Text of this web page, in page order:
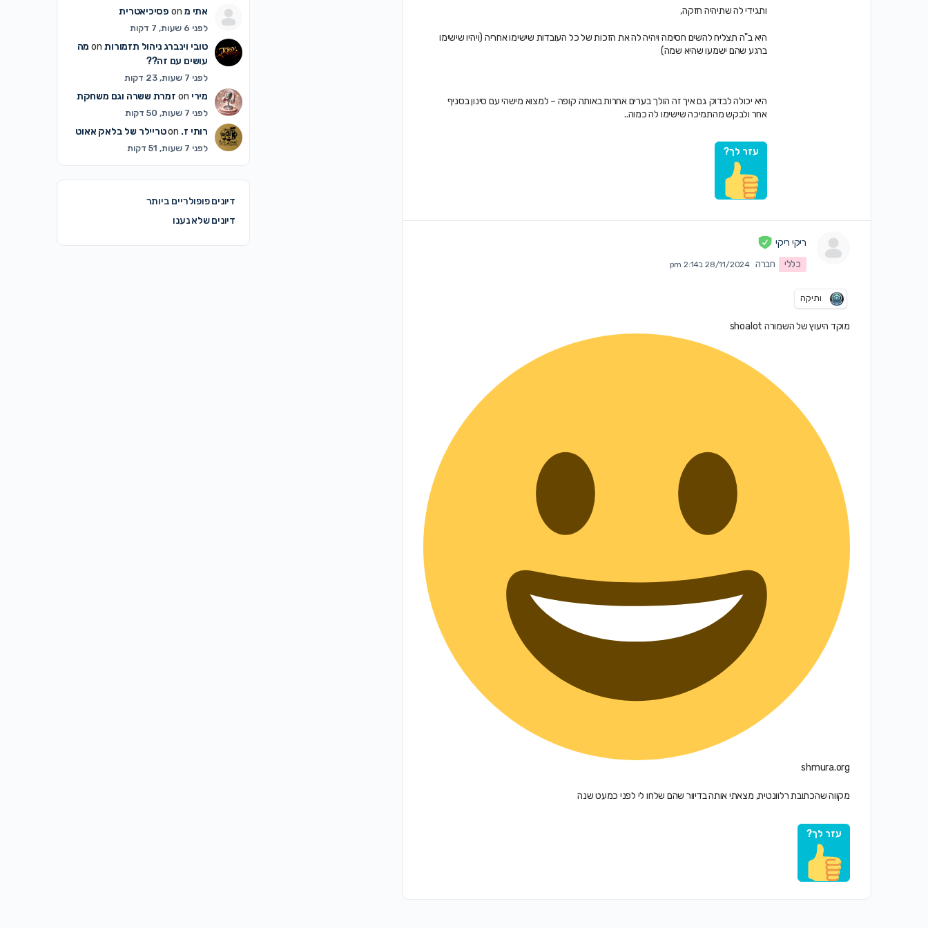
ותגידי לה שתיהיה חזקה,
היא ב"ה תצליח להשים חסימה ויהיה לה את הזכות של כל העובדות שישימו אחריה (ויהיו שישימו
ברגע שהם ישמעו שהיא שמה)
היא יכולה לבדוק גם איך זה הולך בערים אחרות באותה קופה – למצוא מישהי עם סינון בסניף
אחר ולבקש מהתמיכה שישימו לה כמוה..
עזר לך?
ריקי ריקי
כללי
חברה 28/11/2024 ב2:14 pm
ותיקה
מוקד היעוץ של השמורה shoalot
shmura.org
מקווה שהכתובת רלוונטית, מצאתי אותה בדיוור שהם שלחו לי לפני כמעט שנה
עזר לך?
אתי מon פסיכיאטרית
לפני 6 שעות, 7 דקות
טובי וינברג ניהול תזמורותon
מה
עושים עם זה??
לפני 7 שעות, 23 דקות
מירי זמרת ששרה וגם משחקת
לפני 7 שעות, 50 דקות
רותי ז. טריילר של בלאק אאוט
לפני 7 שעות, 51 דקות
דיונים פופולריים ביותר
דיונים שלא נענו